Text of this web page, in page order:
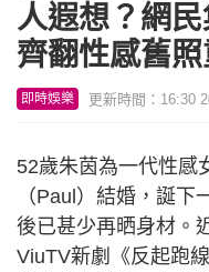
人遐想？網
齊翻性感舊
即時娛樂 更新時間：16:30
52歲朱茵為一代性感
（Paul）結婚，誕下
後已甚少再晒身材。
ViuTV新劇《反起跑